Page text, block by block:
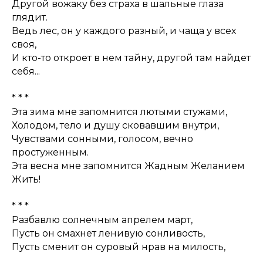
Другой вожаку без страха в шальные глаза
глядит.
Ведь лес, он у каждого разный, и чаща у всех
своя,
И кто-то откроет в нем тайну, другой там найдет
себя...
* * *
Эта зима мне запомнится лютыми стужами,
Холодом, тело и душу сковавшим внутри,
Чувствами сонными, голосом, вечно
простуженным.
Эта весна мне запомнится Жадным Желанием
Жить!
* * *
Разбавлю солнечным апрелем март,
Пусть он смахнет ленивую сонливость,
Пусть сменит он суровый нрав на милость,